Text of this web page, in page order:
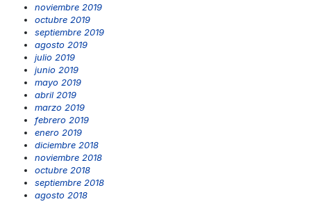
noviembre 2019
octubre 2019
septiembre 2019
agosto 2019
julio 2019
junio 2019
mayo 2019
abril 2019
marzo 2019
febrero 2019
enero 2019
diciembre 2018
noviembre 2018
octubre 2018
septiembre 2018
agosto 2018